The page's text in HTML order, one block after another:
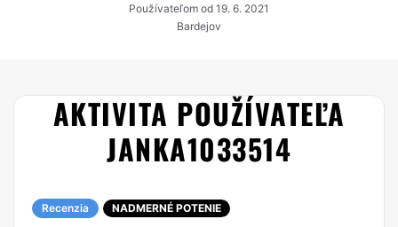
Používateľom od 19. 6. 2021
Bardejov
AKTIVITA POUŽÍVATEĽA
JANKA1033514
Recenzia NADMERNÉ POTENIE